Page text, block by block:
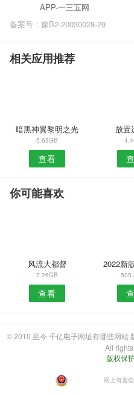
APP-一三五网
备案号：豫B2-20030028-29
相关应用推荐
暗黑神翼黎明之光
5.63GB
查看
放置
你可能喜欢
风流大都督
7.26GB
查看
2022新
© 2010 至今 千亿电子网址有哪些网站
All
版权保
・ 网上有害